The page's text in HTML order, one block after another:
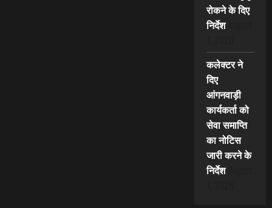
रोकने के दिए
निर्देश
कलेक्टर ने
दिए
आंगनवाड़ी
कार्यकर्ता को
सेवा समाप्ति
का नोटिस
जारी करने के
निर्देश